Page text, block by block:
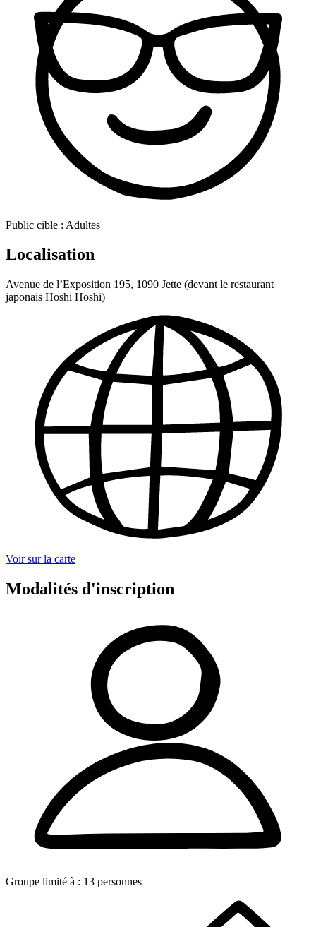
Public cible : Adultes
Localisation
Avenue de l’Exposition 195, 1090 Jette (devant le restaurant
japonais Hoshi Hoshi)
Voir sur la carte
Modalités d'inscription
Groupe limité à : 13 personnes